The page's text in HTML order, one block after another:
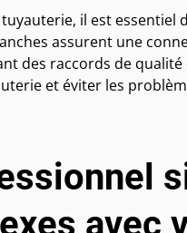
il est essentiel
assurent une
des raccords de
et éviter les
avec